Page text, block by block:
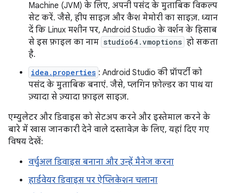
Machine (JVM) के लिए, अपनी पसंद के मुताबिक विकल्प
सेट करें. जैसे, हीप साइज़ और कैश मेमोरी का साइज़. ध्यान
दें कि Linux मशीन पर, Android Studio के वर्शन के हिसाब
से इस फ़ाइल का नाम studio64.vmoptions हो सकता
है.
idea.properties : Android Studio की प्रॉपर्टी को
पसंद के मुताबिक बनाएं. जैसे, प्लगिन फ़ोल्डर का पाथ या
ज़्यादा से ज़्यादा फ़ाइल साइज़.
एम्युलेटर और डिवाइस को सेटअप करने और इस्तेमाल करने के
बारे में खास जानकारी देने वाले दस्तावेज़ के लिए, यहां दिए गए
विषय देखें:
वर्चुअल डिवाइस बनाना और उन्हें मैनेज करना
हार्डवेयर डिवाइस पर ऐप्लिकेशन चलाना